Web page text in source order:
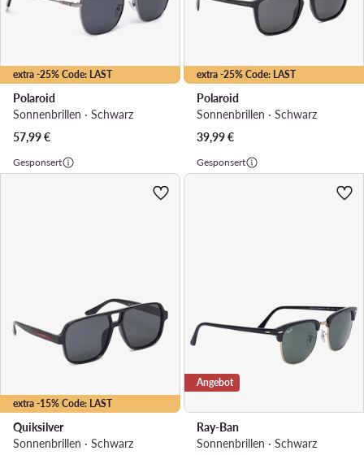
extra -25% Code: LAST
Polaroid
Sonnenbrillen · Schwarz
57,99€
extra -25% Code: LAST
Polaroid
Sonnenbrillen · Schwarz
39,99€
Gesponsert
extra -15% Code: LAST
Quiksilver
Sonnenbrillen · Schwarz
Gesponsert
Angebot
Ray-Ban
Sonnenbrillen · Schwarz